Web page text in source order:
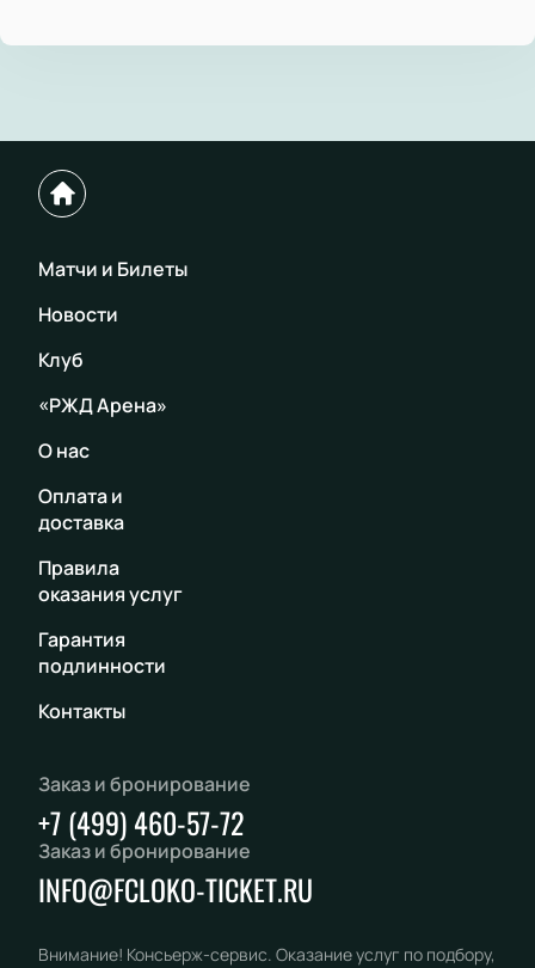
Матчи и Билеты
Новости
Клуб
«РЖД Арена»
О нас
Оплата и
доставка
Правила
оказания услуг
Гарантия
подлинности
Контакты
Заказ и бронирование
+7 (499) 460-57-72
Заказ и бронирование
INFO@FCLOKO-TICKET.RU
Внимание! Консьерж-сервис. Оказание услуг по подбору,